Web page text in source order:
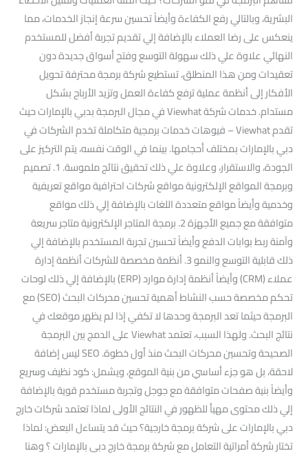
البشرية، وبالتالي رفع الكفاءة وأيضاً تحسين سرعة إنجاز الخدمات، مما
ينعكس على رضا العملاء بالإضافة إلي تقديم تجربة أفضل للمستخدم
النهائي علاوة علي ذلك سهولة التوسع وفتح أسواق جديدة دون
تعقيدات ومن هذا المنطلق، تستطيع شركة برمجة محترفة تحويل
الأفكار إلى أنظمة عملية ترفع كفاءة العمل وتزيد الأرباح بشكل
مستدام. خدمات شركة Viewhat في مجال البرمجة بدبي بالإمارات حيث
تقدم Viewhat – فيوهات خدمات برمجية متكاملة تخدم الشركات في
دبي بالإمارات بمختلف أحجامها. بينما في الوقت نفسه، يتم التركيز على
الجودة، والاستقرار، وعلاوة علي ذلك تحقيق نتائج ملموسة. 1. تصميم
وبرمجة المواقع الإلكترونية مواقع شركات احترافية مواقع تعريفية
وخدمية وأيضاً مواقع متعددة اللغات بالإضافة إلي ذلك مواقع
متوافقة مع جميع الأجهزة 2. برمجة المتاجر الإلكترونية متاجر سريعة
وآمنة ربط بوابات الدفع وأيضاً تحسين تجربة المستخدم بالإضافة إلي
ذلك قابلية التوسع والنمو 3. أنظمة مخصصة للشركات أنظمة إدارة
عملاء (CRM) وأيضاً أنظمة إدارة موارد (ERP) بالإضافة إلي ذلك لوحات
تحكم مخصصة حسب النشاط أهمية تحسين محركات البحث (SEO) مع
البرمجة حيثما تعد البرمجة وحدها لا تكفي إذا لم يظهر موقعك في
نتائج البحث. ولهذا السبب، تعتمد Viewhat على الدمج بين البرمجة
الصحيحة وتحسين محركات البحث منذ أول خطوة. SEO ليس إضافة
لاحقة، بل هو جزء أساسي من بنية الموقع، ويشمل: كود نظيف وسريع
وأيضاً بنية صفحات متوافقة مع جوجل وتجربة مستخدم قوية بالإضافة
إلي ذلك محتوى مهيأ للظهور في النتائج الأولى لماذا تعتمد شركات خارج
دبي بالإمارات على شركة برمجة خارجية؟ حيث قد يتساءل البعض: لماذا
تختار شركة أمراتية التعامل مع شركة برمجة خارج دبي بالإمارات ؟ وهنا